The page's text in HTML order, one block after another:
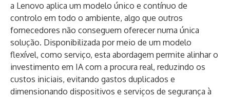
a Lenovo aplica um modelo único e contínuo de
controlo em todo o ambiente, algo que outros
fornecedores não conseguem oferecer numa única
solução. Disponibilizada por meio de um modelo
flexível, como serviço, esta abordagem permite alinhar o
investimento em IA com a procura real, reduzindo os
custos iniciais, evitando gastos duplicados e
dimensionando dispositivos e serviços de segurança à